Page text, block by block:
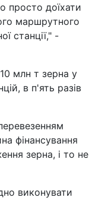
просто доїхати
маршрутного
станції," -
млн т зерна у
в п'ять разів
фінансування
зерна, і то не
виконувати